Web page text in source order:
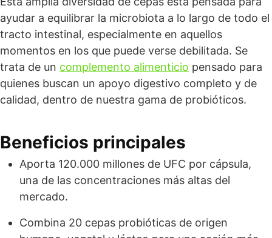
ayudar a equilibrar la microbiota a lo largo de todo el
tracto intestinal, especialmente en aquellos
momentos en los que puede verse debilitada. Se
trata de un complemento alimenticio pensado para
quienes buscan un apoyo digestivo completo y de
calidad, dentro de nuestra gama de probióticos.
Beneficios principales
Aporta 120.000 millones de UFC por cápsula,
una de las concentraciones más altas del
mercado.
Combina 20 cepas probióticas de origen